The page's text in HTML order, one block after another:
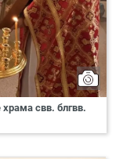
свв. блгвв.